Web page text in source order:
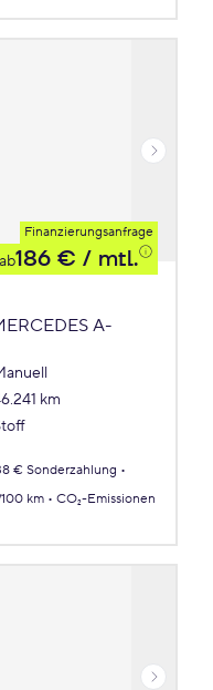
Finanzierungsanfrage
ab186 € / mtl.
A-
km
€ Sonderzahlung
km
CO₂-Emissionen